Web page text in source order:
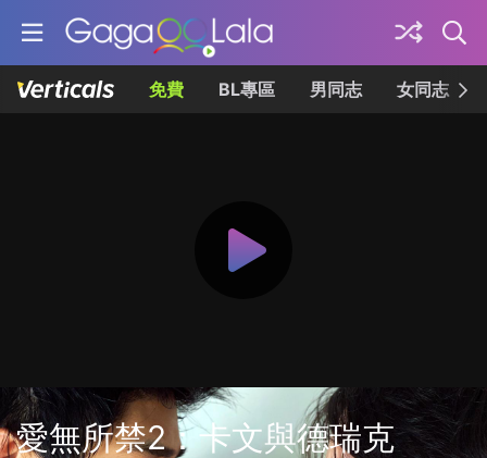
免費 BL專區 男同志 女同志
愛無所禁2：卡文與德瑞克